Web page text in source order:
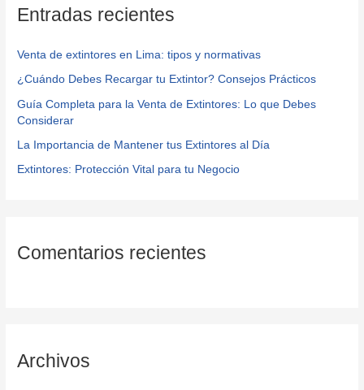
a
p
o
r
:
Entradas recientes
Venta de extintores en Lima: tipos y normativas
¿Cuándo Debes Recargar tu Extintor? Consejos Prácticos
Guía Completa para la Venta de Extintores: Lo que Debes
Considerar
La Importancia de Mantener tus Extintores al Día
Extintores: Protección Vital para tu Negocio
Comentarios recientes
Archivos